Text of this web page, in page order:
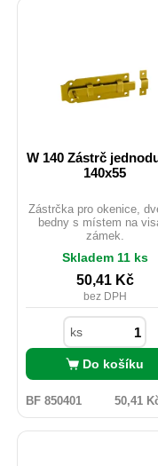
W 140 Zástrč
140x55
Zástrčka pro okenice,
bedny s místem na
zámek.
Skladem 11 ks
50,41 Kč
bez DPH
ks
Do košíku
BF 850401 50,41